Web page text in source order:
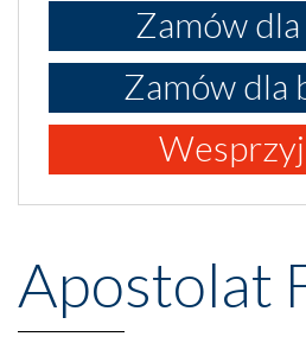
Zamów
Zamów dla
Apostolat